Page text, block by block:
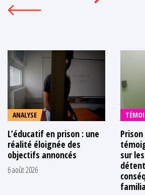
ANALYSE
L’éducatif en prison : une
réalité éloignée des
objectifs annoncés
6 août 2026
sur